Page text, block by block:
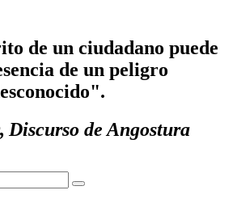
de un ciudadano puede
de un peligro
Discurso de Angostura